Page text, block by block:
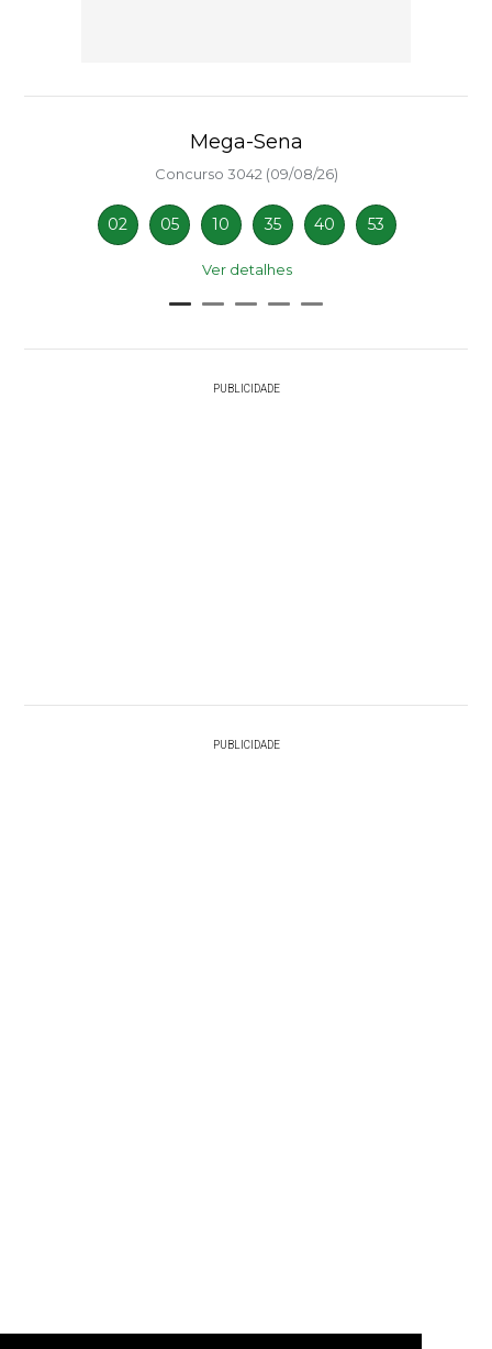
Mega-Sena
Concurso 3042 (09/08/26)
02 05 10 35 40 53
Ver detalhes
PUBLICIDADE
PUBLICIDADE